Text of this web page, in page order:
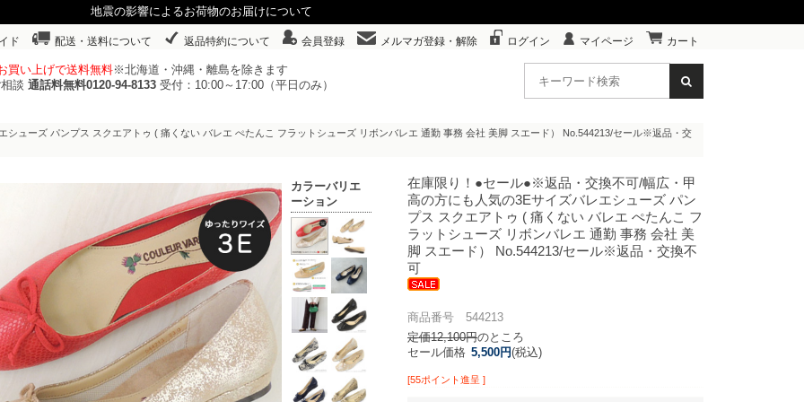
地震の影響によるお荷物のお届けについて
ド 配送・送料について 返品特約について 会員登録 メルマガ登録・解除 ログイン マイページ カート
買い上げで送料無料※北海道・沖縄・離島を除きます
談 通話料無料0120-94-8133 受付：10:00～17:00（平日のみ）
シューズ パンプス スクエアトゥ ( 痛くない バレエ ぺたんこ フラットシューズ リボンバレエ 通勤 事務 会社 美脚 スエード） No.544213/セール※返品・交
在庫限り！●セール●※返品・交換不可/幅広・甲
高の方にも人気の3Eサイズバレエシューズ パン
プス スクエアトゥ ( 痛くない バレエ ぺたんこ フ
ラットシューズ リボンバレエ 通勤 事務 会社 美
脚 スエード） No.544213/セール※返品・交換不
可
商品番号 544213
定価12,100円のところ
セール価格 5,500円(税込)
[55ポイント進呈 ]
カラーバリエ
ーション